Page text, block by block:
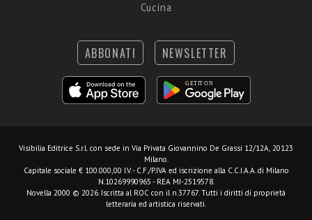
Cucina
ABBONATI NEWSLETTER
Visibilia Editrice S.r.l. con sede in Via Privata Giovannino De Grassi 12/12A, 20123
Milano.
Capitale sociale € 100.000,00 I.V. - C.F./P.IVA ed iscrizione alla C.C.I.A.A. di Milano
N.10269990965 - REA MI-2519578.
Novella 2000 © 2026. Iscritta al ROC con il n.37767. Tutti i diritti di proprietà
letteraria ed artistica riservati.